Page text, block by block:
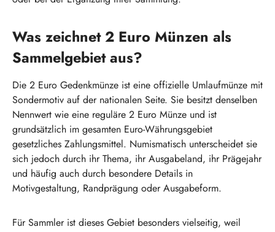
Was zeichnet 2 Euro Münzen als
Sammelgebiet aus?
Die 2 Euro Gedenkmünze ist eine offizielle Umlaufmünze mit
Sondermotiv auf der nationalen Seite. Sie besitzt denselben
Nennwert wie eine reguläre 2 Euro Münze und ist
grundsätzlich im gesamten Euro-Währungsgebiet
gesetzliches Zahlungsmittel. Numismatisch unterscheidet sie
sich jedoch durch ihr Thema, ihr Ausgabeland, ihr Prägejahr
und häufig auch durch besondere Details in
Motivgestaltung, Randprägung oder Ausgabeform.
Für Sammler ist dieses Gebiet besonders vielseitig, weil